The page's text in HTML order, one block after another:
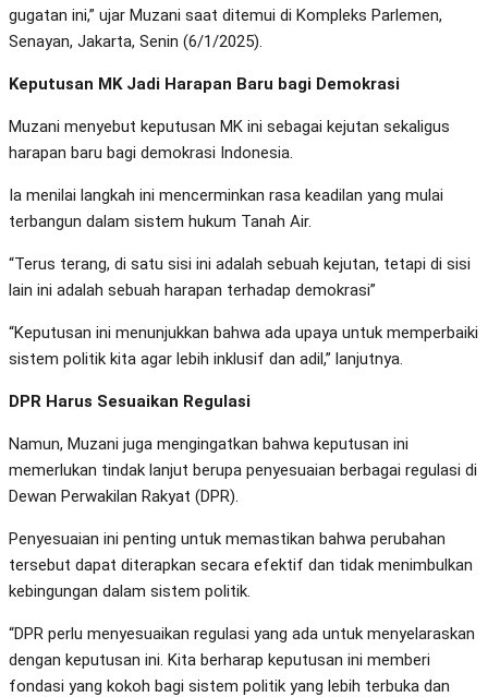
gugatan ini,” ujar Muzani saat ditemui di Kompleks Parlemen,
Senayan, Jakarta, Senin (6/1/2025).
Keputusan MK Jadi Harapan Baru bagi Demokrasi
Muzani menyebut keputusan MK ini sebagai kejutan sekaligus
harapan baru bagi demokrasi Indonesia.
Ia menilai langkah ini mencerminkan rasa keadilan yang mulai
terbangun dalam sistem hukum Tanah Air.
“Terus terang, di satu sisi ini adalah sebuah kejutan, tetapi di sisi
lain ini adalah sebuah harapan terhadap demokrasi”
“Keputusan ini menunjukkan bahwa ada upaya untuk memperbaiki
sistem politik kita agar lebih inklusif dan adil,” lanjutnya.
DPR Harus Sesuaikan Regulasi
Namun, Muzani juga mengingatkan bahwa keputusan ini
memerlukan tindak lanjut berupa penyesuaian berbagai regulasi di
Dewan Perwakilan Rakyat (DPR).
Penyesuaian ini penting untuk memastikan bahwa perubahan
tersebut dapat diterapkan secara efektif dan tidak menimbulkan
kebingungan dalam sistem politik.
“DPR perlu menyesuaikan regulasi yang ada untuk menyelaraskan
dengan keputusan ini. Kita berharap keputusan ini memberi
fondasi yang kokoh bagi sistem politik yang lebih terbuka dan